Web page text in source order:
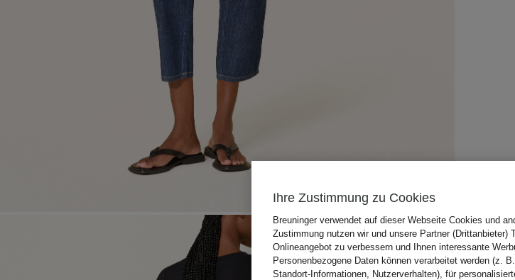
Ihre Zustimmung zu Cookies
Breuninger verwendet auf dieser Webseite Cookies und
Zustimmung nutzen wir und unsere Partner (Drittanbieter)
Onlineangebot zu verbessern und Ihnen interessante
Personenbezogene Daten können verarbeitet werden (z.
Standort-Informationen, Nutzerverhalten), für